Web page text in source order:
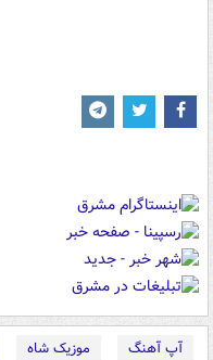
آپ آهنگ موزیک شاه